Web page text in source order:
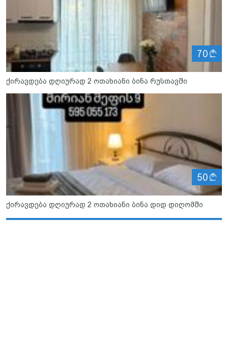
70
ქირავდება დღიურად 2 ოთახიანი ბინა რუსთავში
50
ქირავდება დღიურად 2 ოთახიანი ბინა დიდ დიღომში